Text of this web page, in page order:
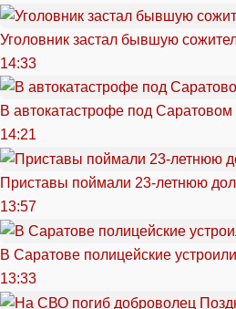
Уголовник застал бывшую
14:33
В автокатастрофе под
14:21
Приставы поймали 23-летнюю
13:57
В Саратове полицейские
13:33